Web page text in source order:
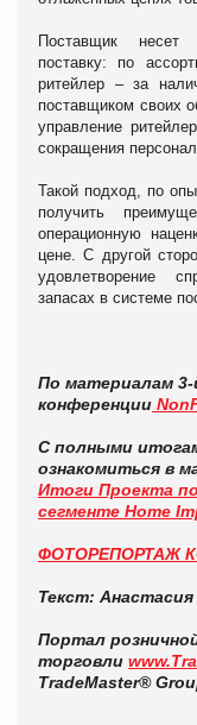
Поставщик несет
поставку: по
ритейлер – за
поставщиком своих
управление
сокращения
Такой подход, по
получить
операционную
цене. С другой
удовлетворение
запасах в системе
По материалам 3-
конференции
С полными
ознакомиться в
Итоги Проекта
сегменте Home
ФОТОРЕПОРТАЖ
Текст:
Портал
торговли
TradeMaster®